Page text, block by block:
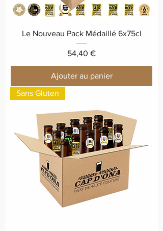
Le Nouveau Pack Médaillé 6x75cl
Prix
54,40 €
Ajouter au panier
Sans Gluten